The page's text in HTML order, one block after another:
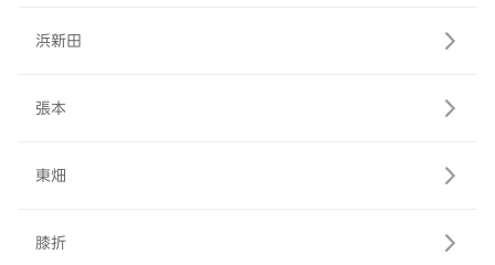
浜新田
張本
東畑
膝折